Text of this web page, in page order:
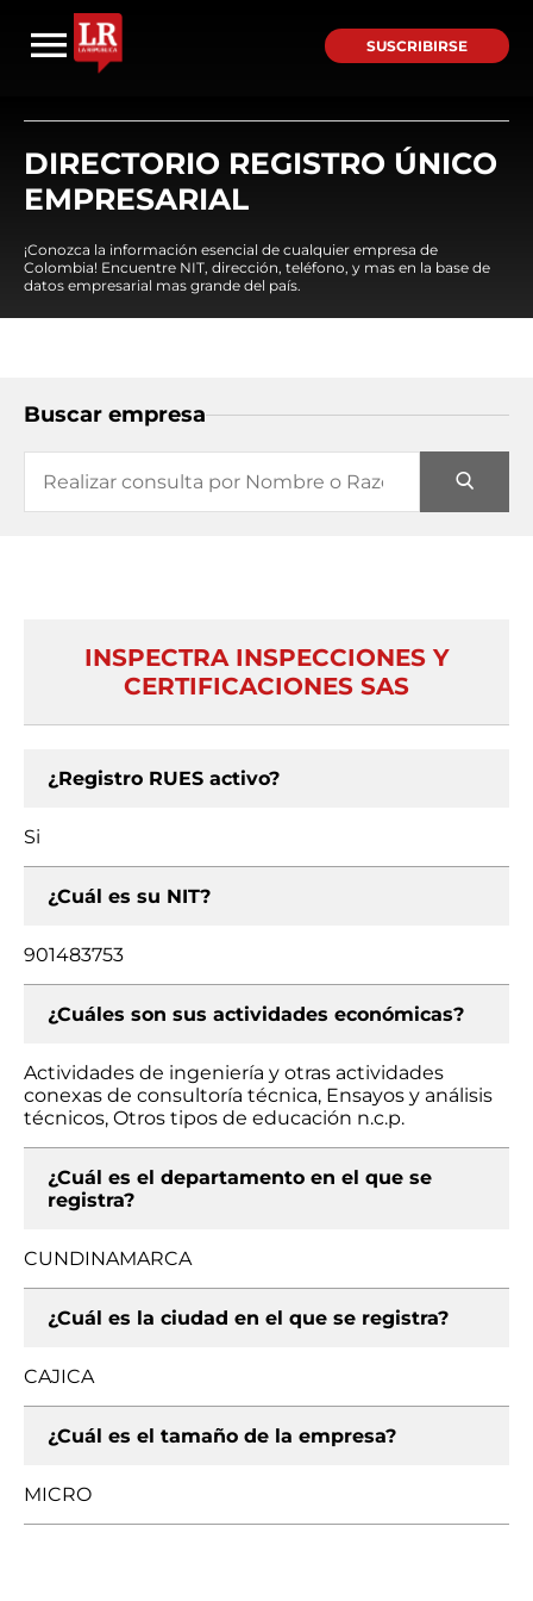
SUSCRIBIRSE
DIRECTORIO REGISTRO ÚNICO
EMPRESARIAL
¡Conozca la información esencial de cualquier empresa de
Colombia! Encuentre NIT, dirección, teléfono, y mas en la base de
datos empresarial mas grande del país.
Buscar empresa
INSPECTRA INSPECCIONES Y
CERTIFICACIONES SAS
¿Registro RUES activo?
Si
¿Cuál es su NIT?
901483753
¿Cuáles son sus actividades económicas?
Actividades de ingeniería y otras actividades
conexas de consultoría técnica, Ensayos y análisis
técnicos, Otros tipos de educación n.c.p.
¿Cuál es el departamento en el que se
registra?
CUNDINAMARCA
¿Cuál es la ciudad en el que se registra?
CAJICA
¿Cuál es el tamaño de la empresa?
MICRO